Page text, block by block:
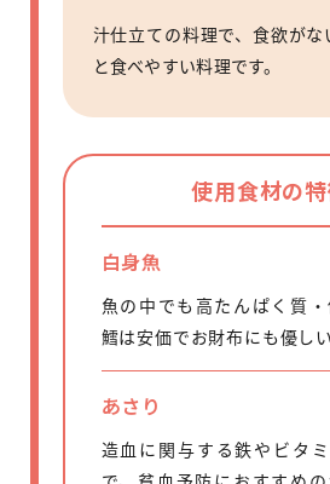
汁仕立ての料理で、食欲がな
と食べやすい料理です。
使用食材の
白身魚
魚の中でも高たんぱく質
鱈は安価でお財布にも優しい
あさり
造血に関与する鉄やビタ